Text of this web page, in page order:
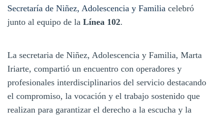
Secretaría de Niñez, Adolescencia y Familia celebró
junto al equipo de la Línea 102.
La secretaria de Niñez, Adolescencia y Familia, Marta
Iriarte, compartió un encuentro con operadores y
profesionales interdisciplinarios del servicio destacando
el compromiso, la vocación y el trabajo sostenido que
realizan para garantizar el derecho a la escucha y la